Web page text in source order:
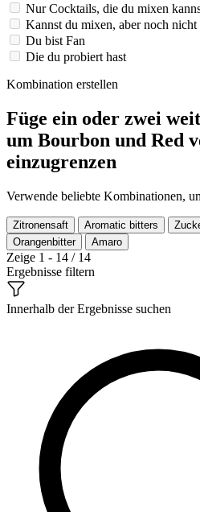
Nur Cocktails, die du mixen
Kannst du mixen, aber noch
Du bist Fan
Die du probiert hast
Kombination erstellen
Füge ein oder zwei
um Bourbon und Red
einzugrenzen
Verwende beliebte Kombinationen,
Zitronensaft Aromatic bitters
Orangenbitter
Amaro
Zeige 1 - 14 / 14
Ergebnisse filtern
Innerhalb der Ergebnisse suchen